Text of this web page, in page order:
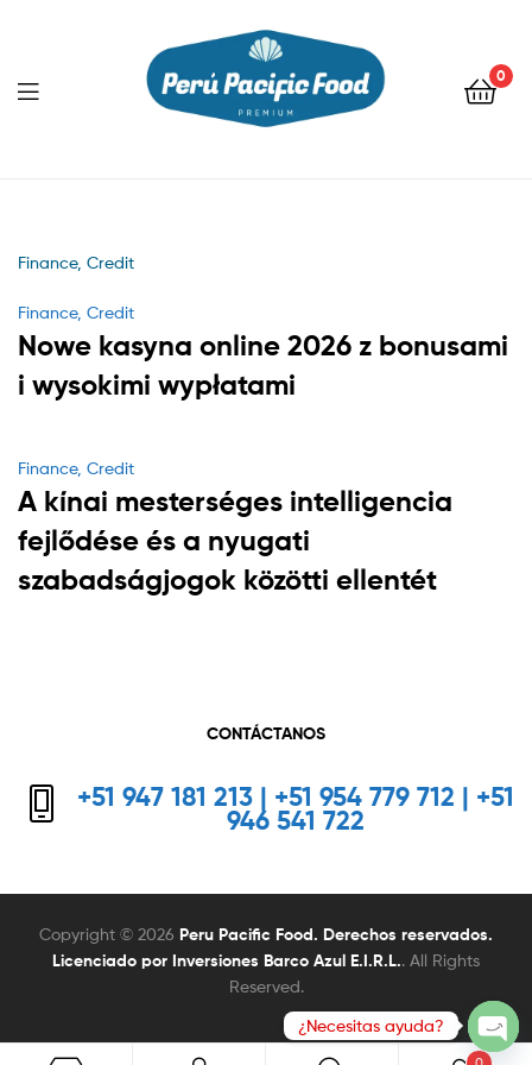
0
Menu
Finance, Credit
Categories
Finance, Credit
Nowe kasyna online 2026 z bonusami
i wysokimi wypłatami
Categories
Finance, Credit
A kínai mesterséges intelligencia
fejlődése és a nyugati
szabadságjogok közötti ellentét
CONTÁCTANOS
+51 947 181 213 | +51 954 779 712 | +51
946 541 722
Copyright © 2026 Peru Pacific Food. Derechos reservados.
Licenciado por Inversiones Barco Azul E.I.R.L.. All Rights
Reserved.